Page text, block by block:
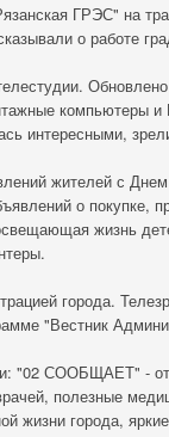
ГРЭС" на
о работе
компьютеры
интересными,
жителей с
о покупке,
жизнь
города.
"Вестник
"02 СООБЩАЕТ" -
полезные
жизни города,